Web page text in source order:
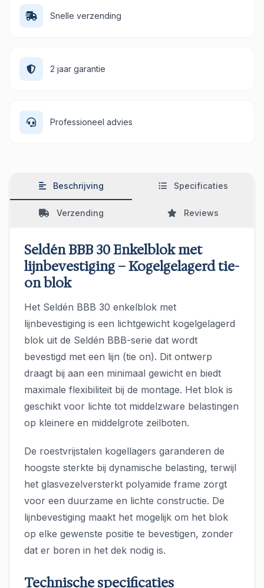
Snelle verzending
2 jaar garantie
Professioneel advies
Beschrijving Specificaties
Verzending Reviews
Seldén BBB 30 Enkelblok met
lijnbevestiging – Kogelgelagerd tie-
on blok
Het Seldén BBB 30 enkelblok met
lijnbevestiging is een lichtgewicht kogelgelagerd
blok uit de Seldén BBB-serie dat wordt
bevestigd met een lijn (tie on). Dit ontwerp
draagt bij aan een minimaal gewicht en biedt
maximale flexibiliteit bij de montage. Het blok is
geschikt voor lichte tot middelzware belastingen
op kleinere en middelgrote zeilboten.
De roestvrijstalen kogellagers garanderen de
hoogste sterkte bij dynamische belasting, terwijl
het glasvezelversterkt polyamide frame zorgt
voor een duurzame en lichte constructie. De
lijnbevestiging maakt het mogelijk om het blok
op elke gewenste positie te bevestigen, zonder
dat er boren in het dek nodig is.
Technische specificaties